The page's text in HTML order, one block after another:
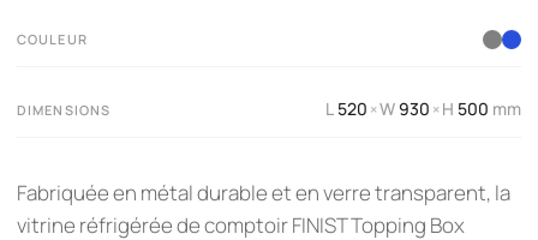
COULEUR
DIMENSIONS L 520 ×W930 ×H 500 mm
Fabriquée en métal durable et en verre transparent, la
vitrine réfrigérée de comptoir FINIST Topping Box